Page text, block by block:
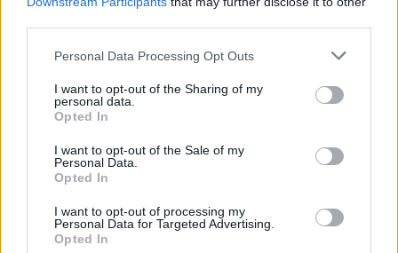
Please note that this website/app uses one or more Google
not limited to your visit or usage behaviour. You may click to
grant or deny consent to Google and its third-party tags to
use your data for below specified purposes in below Google
consent section.
Personal Data Processing Opt Outs
I want to opt-out of the Sharing of my
personal data.
Opted In
I want to opt-out of the Sale of my
Personal Data.
Opted In
I want to opt-out of processing my
Personal Data for Targeted Advertising.
Opted In
után repetaként a július 12-14. között szervezett
Zamárdi sörfesztiválra is érdemes lesz
A belépés ingyenes, a sörfesztivál szervezői
szeretettel várnak mindenkit, akit érdekel a
balatoni gasztronómia, és emelné poharát a
dunántúli sörökre!